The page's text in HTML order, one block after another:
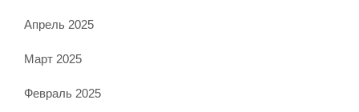
Апрель 2025
Март 2025
Февраль 2025